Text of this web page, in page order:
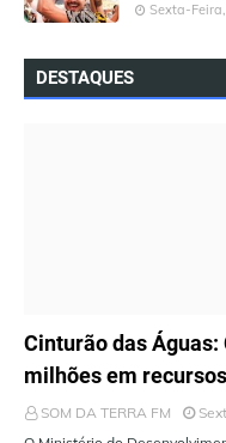
Sexta-
DESTAQUES
ÚLTIMAS NOTÍCIAS
Cinturão das Águas:
milhões em
SOM DA TERRA FM